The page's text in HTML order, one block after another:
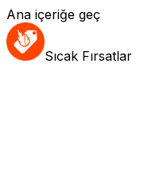
Ana içeriğe geç
Sıcak Fırsatlar